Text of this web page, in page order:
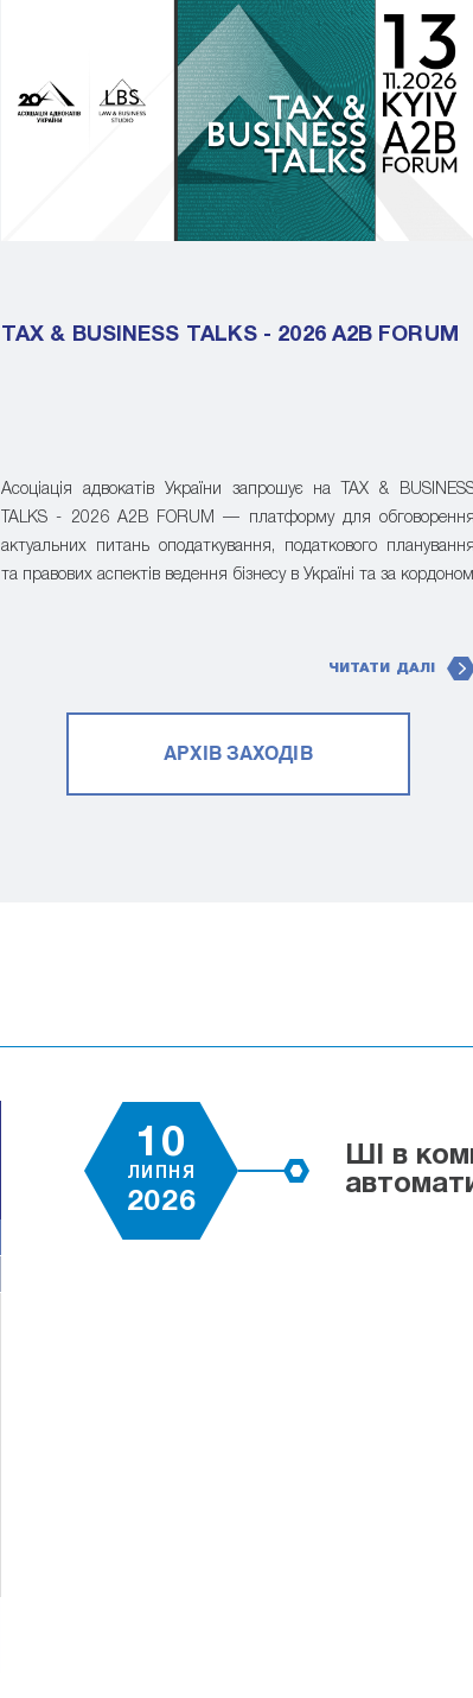
TAX & BUSINESS TALKS - 2026 A2B FORUM
Асоціація адвокатів України запрошує на TAX &
TALKS - 2026 A2B FORUM — платформу для обговорення
актуальних питань оподаткування, податкового планування
та правових аспектів ведення бізнесу в Україні та за кордоном
ЧИТАТИ ДАЛІ
АРХІВ ЗАХОДІВ
10
ЛИПНЯ
2026
ШІ в